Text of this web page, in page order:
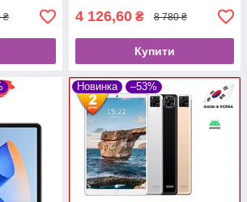
₴ 4 126,60 ₴ 8 780 ₴
Купити
Новинка –53%